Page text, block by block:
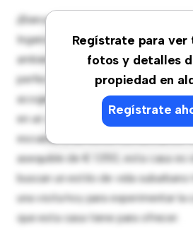
Regístrate para ver
fotos y detalles
propiedad en
Regístrate
¡Bienvenido a tu nuevo oasis
Ingenio! Esta preciosa casa de 3
ambiente espacioso y acogedor.
perfecto para reuniones al aire libre,
acogedor proporciona un refugio
en un vecindario familiar, tendrás
escuelas y servicios comunitarios.
asequible de € 1.350, esta casa es
buscan un estilo de vida
una visita hoy para experimentar la
que esta casa tiene para ofrecer.